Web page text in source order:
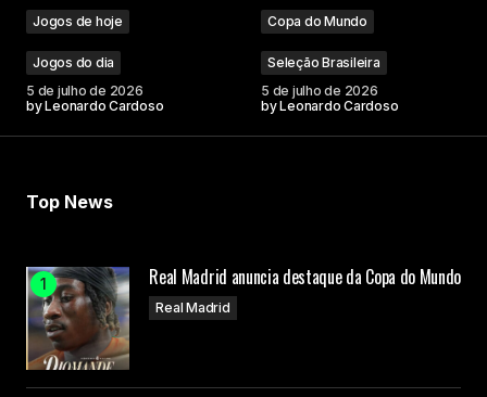
Jogos de hoje
Jogos do dia
5 de julho de 2026
byLeonardo Cardoso
Copa do Mundo
Seleção Brasileira
5 de julho de 2026
byLeonardo Cardoso
Top News
Real Madrid anuncia destaque da Copa do Mundo
Real Madrid